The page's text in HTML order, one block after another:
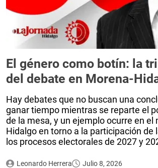
El género como botín: la
del debate en Morena-
Hay debates que no buscan una
ganar tiempo mientras se reparte el
de la mesa, y un ejemplo ocurre en el
Hidalgo en torno a la participación de
los procesos electorales de 2027 y
Leonardo Herrera Julio 8, 2026